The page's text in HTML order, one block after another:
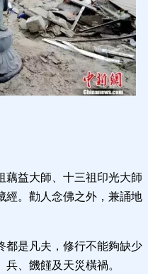
藕益大師、十三祖印光大師
經。勸人念佛之外，兼誦地
都是凡夫，修行不能夠缺少
、饑饉及天災橫禍。